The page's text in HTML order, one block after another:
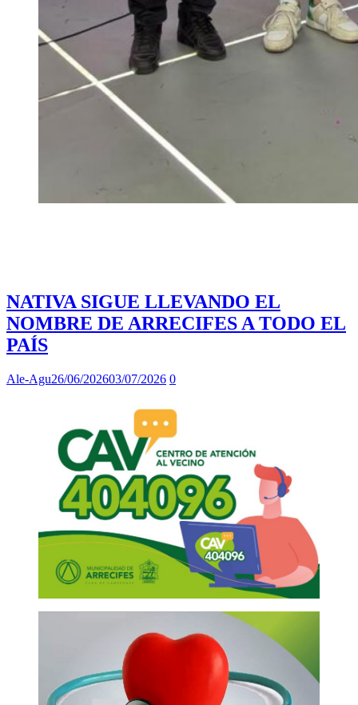
NATIVA SIGUE LLEVANDO EL
NOMBRE DE ARRECIFES A TODO EL
PAÍS
Ale-Agu26/06/202603/07/2026 0